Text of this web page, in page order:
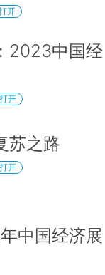
开
2023中国经
开
苏之路
开
中国经济展